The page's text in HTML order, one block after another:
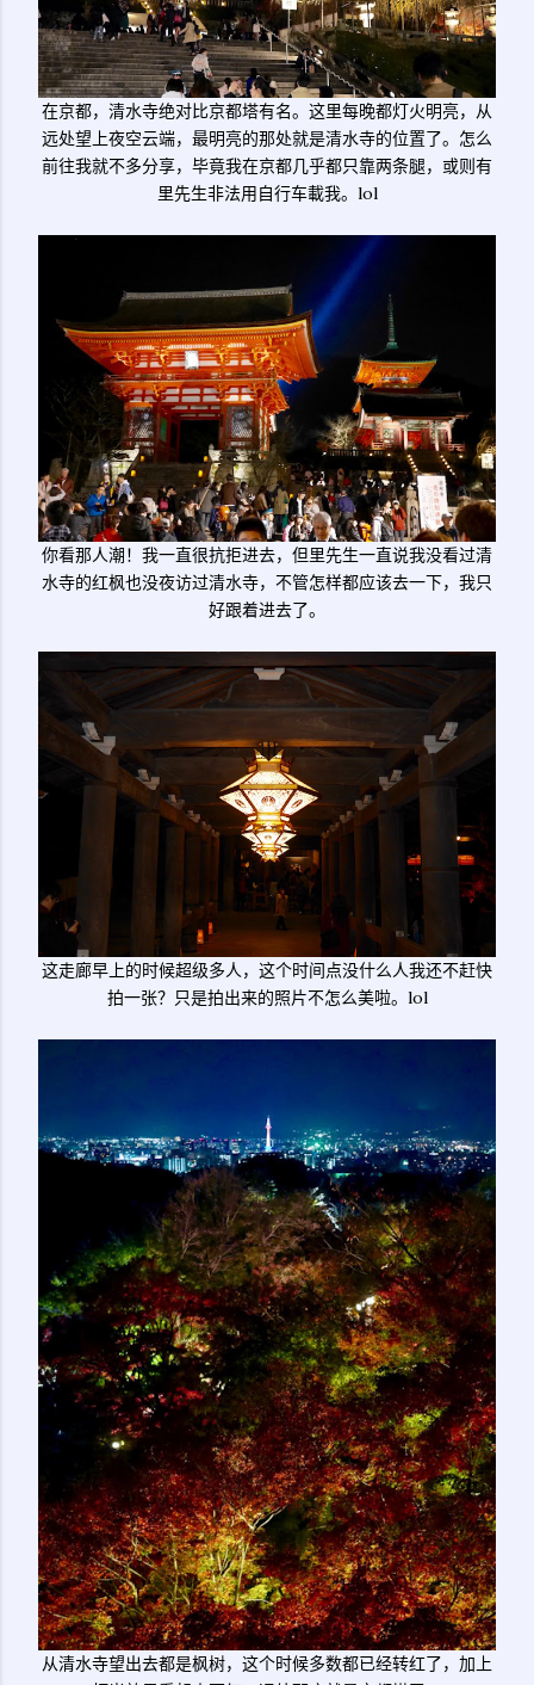
在京都，清水寺绝对比京都塔有名。这里每晚都灯火明亮，从
远处望上夜空云端，最明亮的那处就是清水寺的位置了。怎么
前往我就不多分享，毕竟我在京都几乎都只靠两条腿，或则有
里先生非法用自行车載我。lol
你看那人潮！我一直很抗拒进去，但里先生一直说我没看过清
水寺的红枫也没夜访过清水寺，不管怎样都应该去一下，我只
好跟着进去了。
这走廊早上的时候超级多人，这个时间点没什么人我还不赶快
拍一张？只是拍出来的照片不怎么美啦。lol
从清水寺望出去都是枫树，这个时候多数都已经转红了，加上